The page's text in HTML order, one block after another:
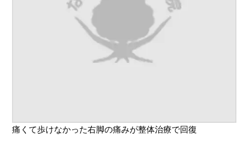
痛くて歩けなかった右脚の痛みが整体治療で回復